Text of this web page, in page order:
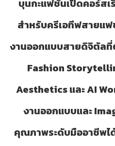
บุนกะแฟชั่นเปิดคอร์ส
สำหรับครีเอทีฟสายแ
งานออกแบบสายดิจิตัลที่
Fashion
Aesthetics และ AI
งานออกแบบและ
คุณภาพระดับมืออาชีพไ